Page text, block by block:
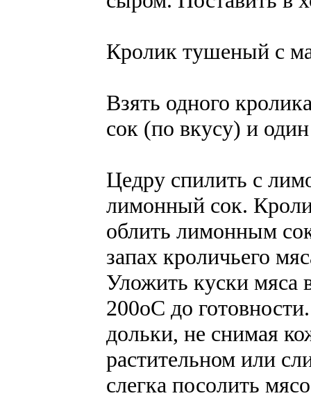
Кролик тушеный с
Взять одного
сок (по вкусу) и
Цедру спилить с
лимонный сок.
облить лимонным
запах кроличьего
Уложить куски мяса
200оС до
дольки, не снимая
растительном или
слегка посолить